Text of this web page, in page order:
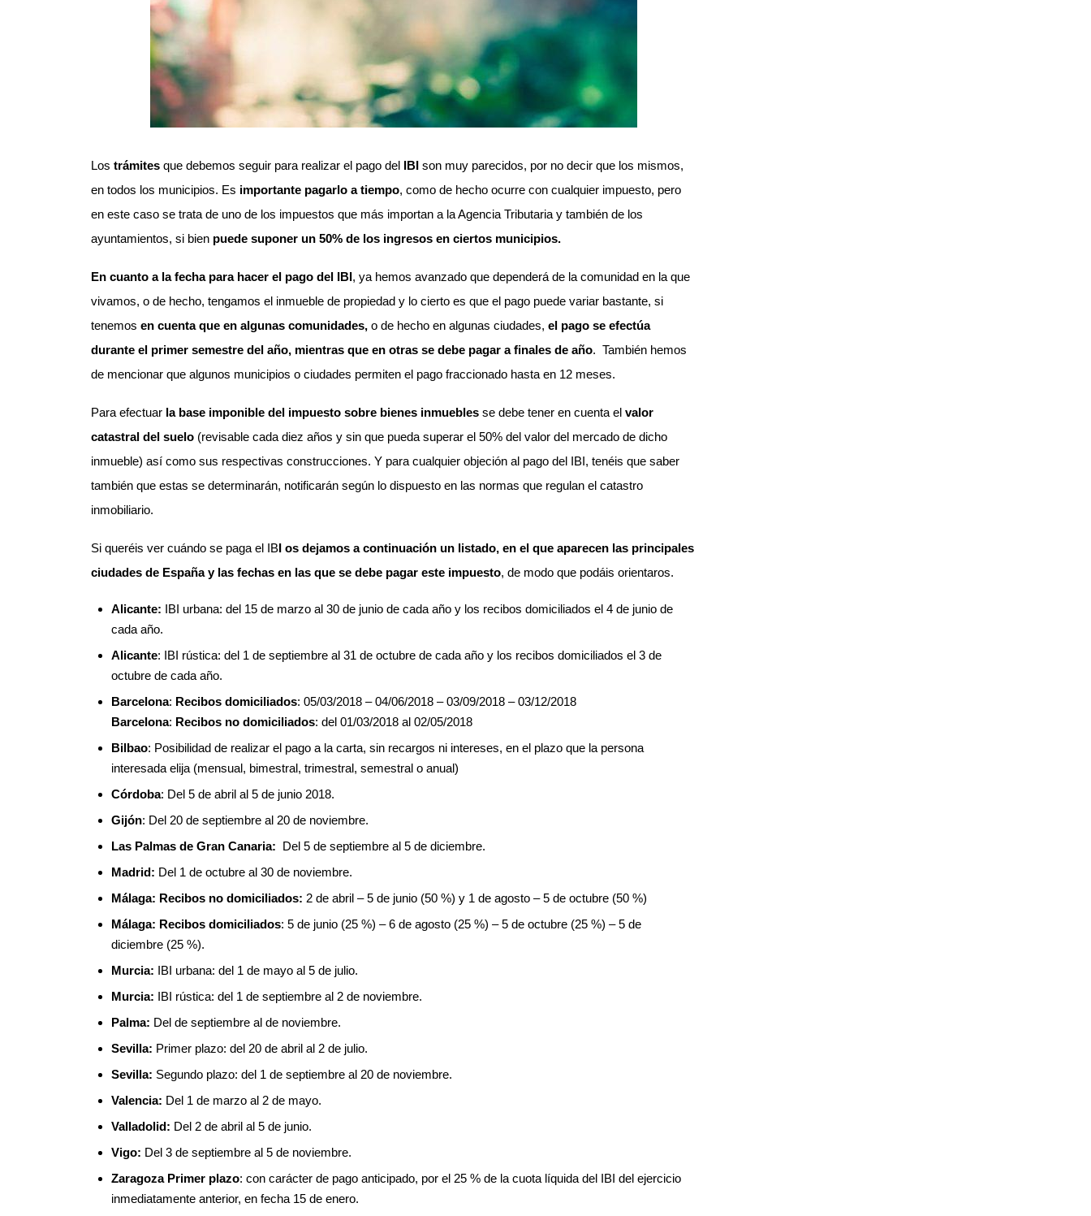
Los trámites que debemos seguir para realizar el pago del IBI son muy parecidos, por no decir que los mismos,
en todos los municipios. Es importante pagarlo a tiempo, como de hecho ocurre con cualquier impuesto, pero
en este caso se trata de uno de los impuestos que más importan a la Agencia Tributaria y también de los
ayuntamientos, si bien puede suponer un 50% de los ingresos en ciertos municipios.
En cuanto a la fecha para hacer el pago del IBI, ya hemos avanzado que dependerá de la comunidad en la que
vivamos, o de hecho, tengamos el inmueble de propiedad y lo cierto es que el pago puede variar bastante, si
tenemos en cuenta que en algunas comunidades, o de hecho en algunas ciudades, el pago se efectúa
durante el primer semestre del año, mientras que en otras se debe pagar a finales de año. También hemos
de mencionar que algunos municipios o ciudades permiten el pago fraccionado hasta en 12 meses.
Para efectuar la base imponible del impuesto sobre bienes inmuebles se debe tener en cuenta el valor
catastral del suelo (revisable cada diez años y sin que pueda superar el 50% del valor del mercado de dicho
inmueble) así como sus respectivas construcciones. Y para cualquier objeción al pago del IBI, tenéis que saber
también que estas se determinarán, notificarán según lo dispuesto en las normas que regulan el catastro
inmobiliario.
Si queréis ver cuándo se paga el IBI os dejamos a continuación un listado, en el que aparecen las principales
ciudades de España y las fechas en las que se debe pagar este impuesto, de modo que podáis orientaros.
Alicante: IBI urbana: del 15 de marzo al 30 de junio de cada año y los recibos domiciliados el 4 de junio de
cada año.
Alicante: IBI rústica: del 1 de septiembre al 31 de octubre de cada año y los recibos domiciliados el 3 de
octubre de cada año.
Barcelona: Recibos domiciliados: 05/03/2018 – 04/06/2018 – 03/09/2018 – 03/12/2018
Barcelona: Recibos no domiciliados: del 01/03/2018 al 02/05/2018
Bilbao: Posibilidad de realizar el pago a la carta, sin recargos ni intereses, en el plazo que la persona
interesada elija (mensual, bimestral, trimestral, semestral o anual)
Córdoba: Del 5 de abril al 5 de junio 2018.
Gijón: Del 20 de septiembre al 20 de noviembre.
Las Palmas de Gran Canaria: Del 5 de septiembre al 5 de diciembre.
Madrid: Del 1 de octubre al 30 de noviembre.
Málaga: Recibos no domiciliados: 2 de abril – 5 de junio (50 %) y 1 de agosto – 5 de octubre (50 %)
Málaga: Recibos domiciliados: 5 de junio (25 %) – 6 de agosto (25 %) – 5 de octubre (25 %) – 5 de
diciembre (25 %).
Murcia: IBI urbana: del 1 de mayo al 5 de julio.
Murcia: IBI rústica: del 1 de septiembre al 2 de noviembre.
Palma: Del de septiembre al de noviembre.
Sevilla: Primer plazo: del 20 de abril al 2 de julio.
Sevilla: Segundo plazo: del 1 de septiembre al 20 de noviembre.
Valencia: Del 1 de marzo al 2 de mayo.
Valladolid: Del 2 de abril al 5 de junio.
Vigo: Del 3 de septiembre al 5 de noviembre.
Zaragoza Primer plazo: con carácter de pago anticipado, por el 25 % de la cuota líquida del IBI del ejercicio
inmediatamente anterior, en fecha 15 de enero.